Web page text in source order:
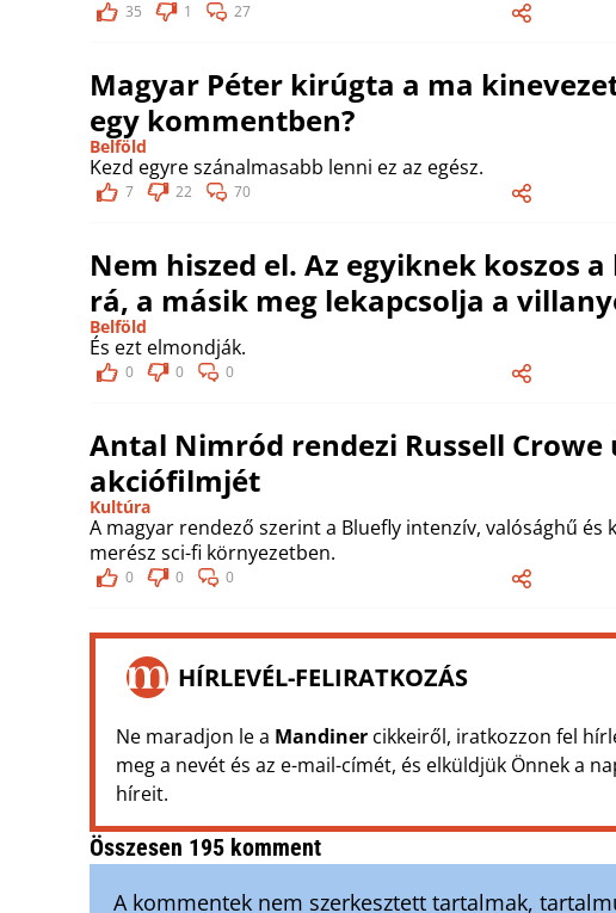
35 1 27
Magyar Péter kirúgta a ma
egy kommentben?
Belföld
Kezd egyre szánalmasabb lenni ez az egész.
7 22 70
Nem hiszed el. Az egyiknek koszos
rá, a másik meg lekapcsolja a
Belföld
És ezt elmondják.
0 0 0
Antal Nimród rendezi Russell Crowe
akciófilmjét
Kultúra
A magyar rendező szerint a Bluefly intenzív, valósághű
merész sci-fi környezetben.
0 0 0
HÍRLEVÉL-FELIRATKOZÁS
Ne maradjon le a Mandiner cikkeiről, iratkozzon fel
meg a nevét és az e-mail-címét, és elküldjük Önnek a
híreit.
Összesen 195 komment
A kommentek nem szerkesztett tartalmak,